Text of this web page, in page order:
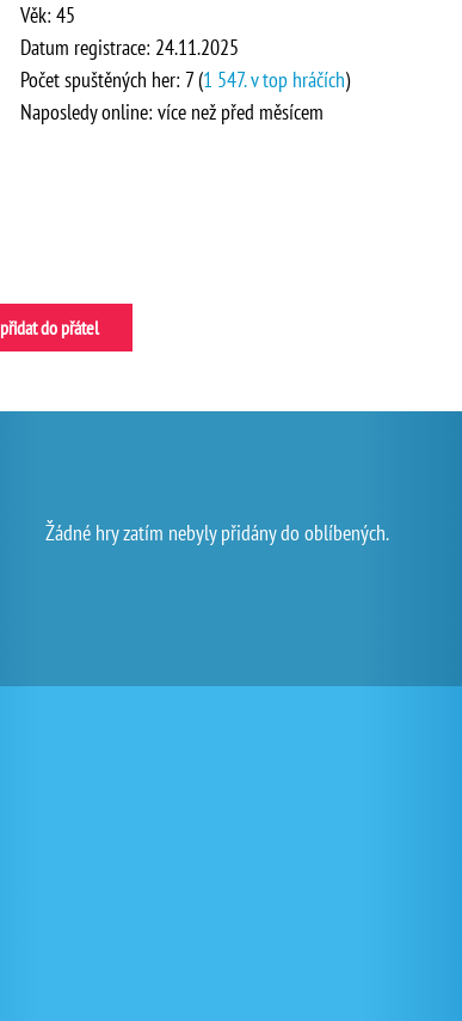
Věk: 45
Datum registrace: 24.11.2025
Počet spuštěných her: 7 (1 547. v top hráčích)
Naposledy online: více než před měsícem
přidat do přátel
Žádné hry zatím nebyly přidány do oblíbených.